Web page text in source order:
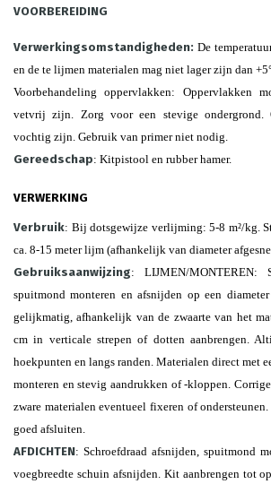
VOORBEREIDING
Verwerkingsomstandigheden: De
en de te lijmen materialen mag niet lager zijn dan
Voorbehandeling oppervlakken: Oppervlakken
vetvrij zijn. Zorg voor een stevige ondergrond.
vochtig zijn. Gebruik van primer niet nodig.
Gereedschap: Kitpistool en rubber hamer.
VERWERKING
Verbruik: Bij dotsgewijze verlijming: 5-8 m²/kg.
ca. 8-15 meter lijm (afhankelijk van diameter
Gebruiksaanwijzing: LIJMEN/MONTEREN:
spuitmond monteren en afsnijden op een
gelijkmatig, afhankelijk van de zwaarte van het
cm in verticale strepen of dotten aanbrengen.
hoekpunten en langs randen. Materialen direct met
monteren en stevig aandrukken of -kloppen.
zware materialen eventueel fixeren of
goed afsluiten.
AFDICHTEN: Schroefdraad afsnijden, spuitmond
voegbreedte schuin afsnijden. Kit aanbrengen tot